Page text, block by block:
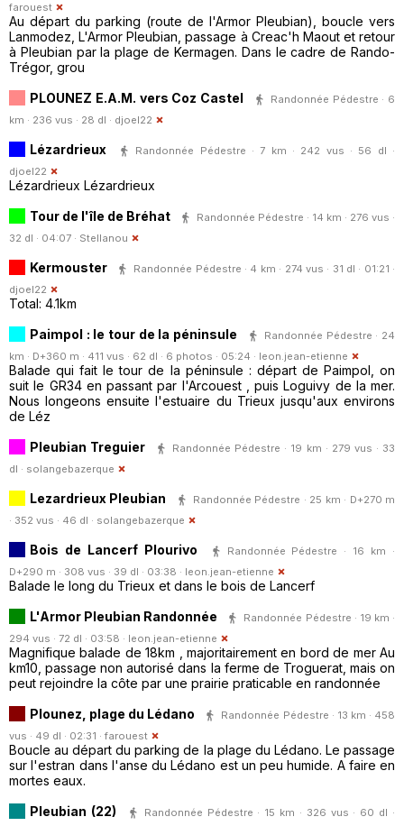
farouest
Au départ du parking (route de l'Armor Pleubian), boucle vers
Lanmodez, L'Armor Pleubian, passage à Creac'h Maout et retour
à Pleubian par la plage de Kermagen. Dans le cadre de Rando-
Trégor, grou
PLOUNEZ E.A.M. vers Coz Castel
Randonnée Pédestre · 6
km · 236 vus · 28 dl · djoel22
Lézardrieux
Randonnée Pédestre · 7 km · 242 vus · 56 dl ·
djoel22
Lézardrieux Lézardrieux
Tour de l'île de Bréhat
Randonnée Pédestre · 14 km · 276 vus ·
32 dl · 04:07 · Stellanou
Kermouster
Randonnée Pédestre · 4 km · 274 vus · 31 dl · 01:21 ·
djoel22
Total: 4.1km
Paimpol : le tour de la péninsule
Randonnée Pédestre · 24
km · D+360 m · 411 vus · 62 dl · 6 photos · 05:24 · leon.jean-etienne
Balade qui fait le tour de la péninsule : départ de Paimpol, on
suit le GR34 en passant par l'Arcouest , puis Loguivy de la mer.
Nous longeons ensuite l'estuaire du Trieux jusqu'aux environs
de Léz
Pleubian Treguier
Randonnée Pédestre · 19 km · 279 vus · 33
dl · solangebazerque
Lezardrieux Pleubian
Randonnée Pédestre · 25 km · D+270 m
· 352 vus · 46 dl · solangebazerque
Bois de Lancerf Plourivo
Randonnée Pédestre · 16 km ·
D+290 m · 308 vus · 39 dl · 03:38 · leon.jean-etienne
Balade le long du Trieux et dans le bois de Lancerf
L'Armor Pleubian Randonnée
Randonnée Pédestre · 19 km ·
294 vus · 72 dl · 03:58 · leon.jean-etienne
Magnifique balade de 18km , majoritairement en bord de mer Au
km10, passage non autorisé dans la ferme de Troguerat, mais on
peut rejoindre la côte par une prairie praticable en randonnée
Plounez, plage du Lédano
Randonnée Pédestre · 13 km · 458
vus · 49 dl · 02:31 · farouest
Boucle au départ du parking de la plage du Lédano. Le passage
sur l'estran dans l'anse du Lédano est un peu humide. A faire en
mortes eaux.
Pleubian (22)
Randonnée Pédestre · 15 km · 326 vus · 60 dl ·